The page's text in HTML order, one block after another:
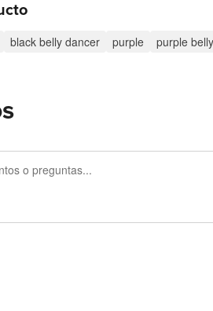
black belly dancer purple purple